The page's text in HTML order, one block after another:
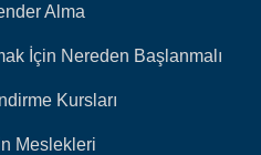
Alma
İçin Nereden Başlanmalı
Kursları
Meslekleri